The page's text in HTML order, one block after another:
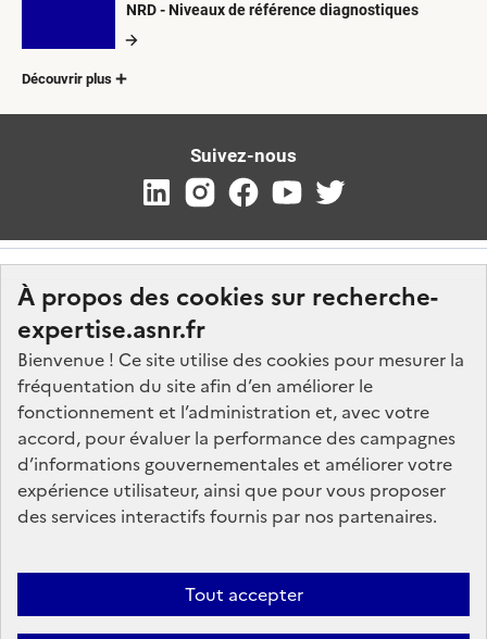
À propos des cookies sur recherche-
expertise.asnr.fr
Bienvenue ! Ce site utilise des cookies pour mesurer la
fréquentation du site afin d’en améliorer le
fonctionnement et l’administration et, avec votre
accord, pour évaluer la performance des campagnes
d’informations gouvernementales et améliorer votre
expérience utilisateur, ainsi que pour vous proposer
des services interactifs fournis par nos partenaires.
Tout accepter
NRD - Niveaux de référence diagnostiques
Découvrir plus
Suivez-nous
Nos marchés
Nos offres d'emploi
FAQ
Glossaire
Plan du site